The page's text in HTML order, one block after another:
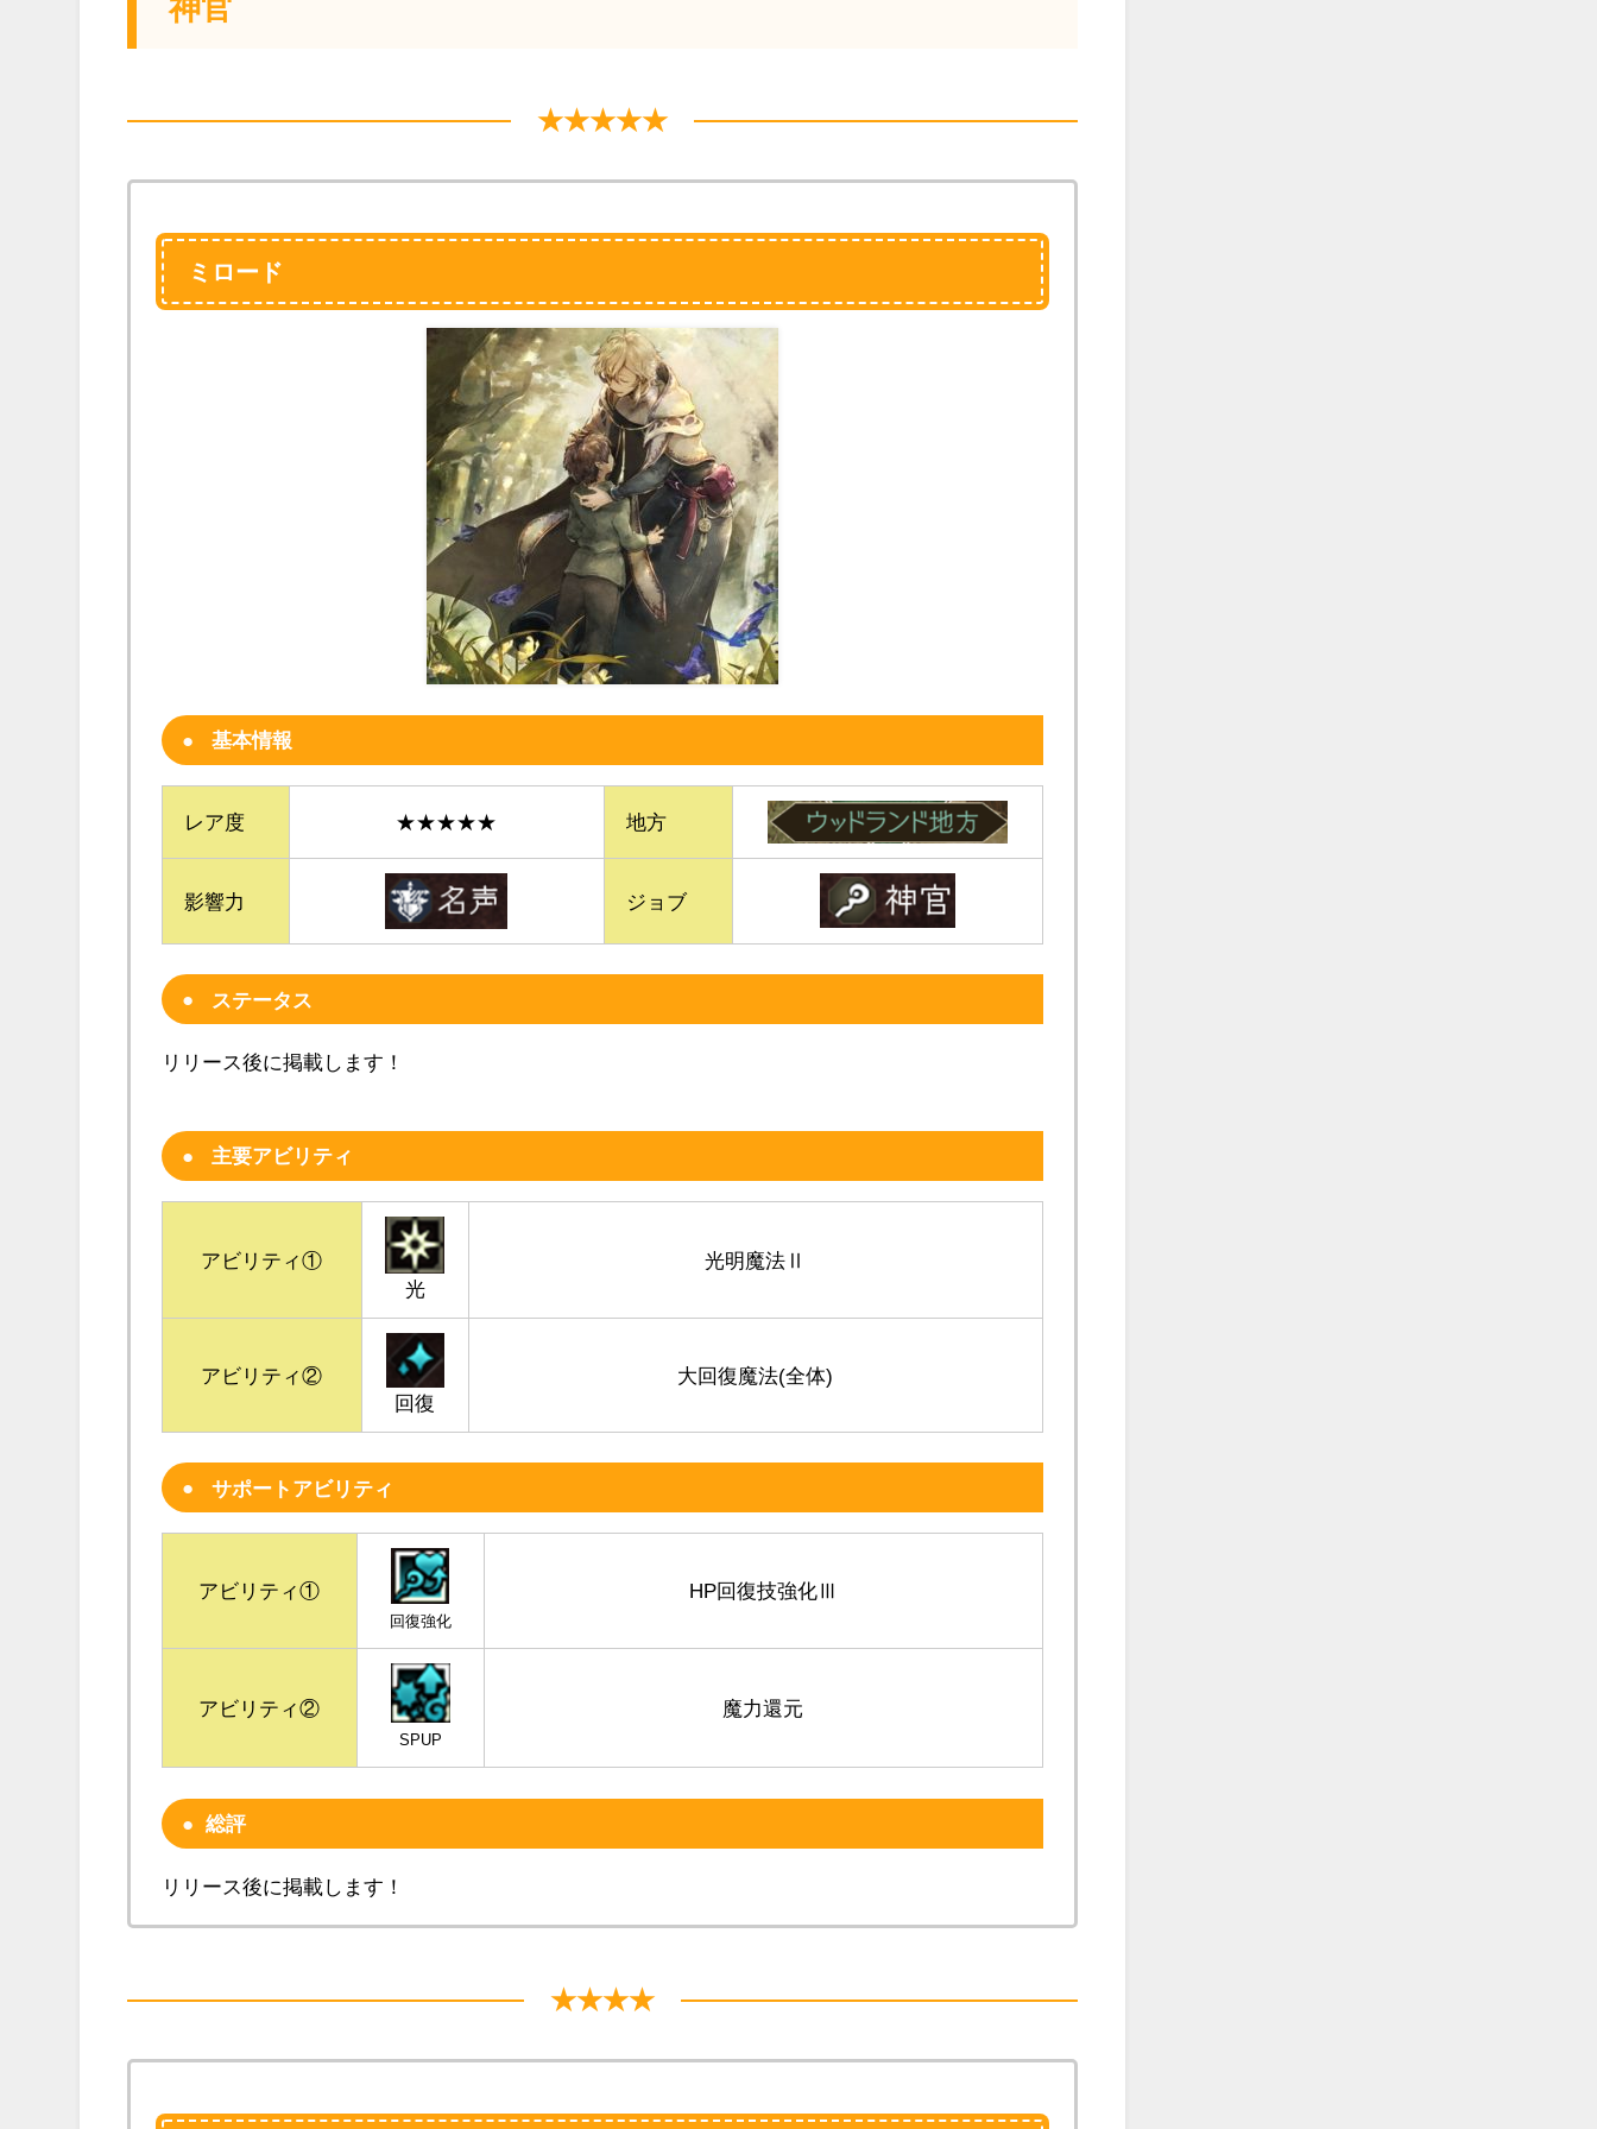
神官
★★★★★
ミロード
基本情報
レア度 ★★★★★ 地方
影響力 ジョブ
ステータス
リリース後に掲載します！
主要アビリティ
アビリティ①
光
光明魔法Ⅱ
アビリティ②
回復
大回復魔法(全体)
サポートアビリティ
アビリティ①
回復強化
HP回復技強化Ⅲ
アビリティ②
SPUP
魔力還元
総評
リリース後に掲載します！
★★★★